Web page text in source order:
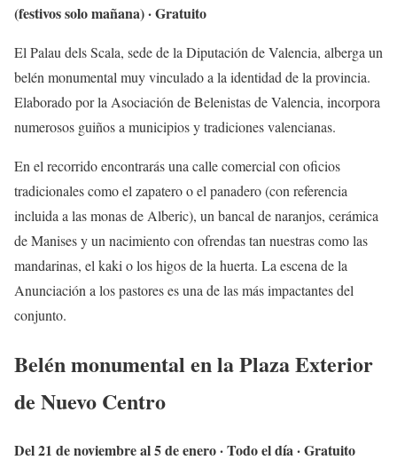
(festivos solo mañana) · Gratuito
El Palau dels Scala, sede de la Diputación de Valencia, alberga un
belén monumental muy vinculado a la identidad de la provincia.
Elaborado por la Asociación de Belenistas de Valencia, incorpora
numerosos guiños a municipios y tradiciones valencianas.
En el recorrido encontrarás una calle comercial con oficios
tradicionales como el zapatero o el panadero (con referencia
incluida a las monas de Alberic), un bancal de naranjos, cerámica
de Manises y un nacimiento con ofrendas tan nuestras como las
mandarinas, el kaki o los higos de la huerta. La escena de la
Anunciación a los pastores es una de las más impactantes del
conjunto.
Belén monumental en la Plaza Exterior
de Nuevo Centro
Del 21 de noviembre al 5 de enero · Todo el día · Gratuito